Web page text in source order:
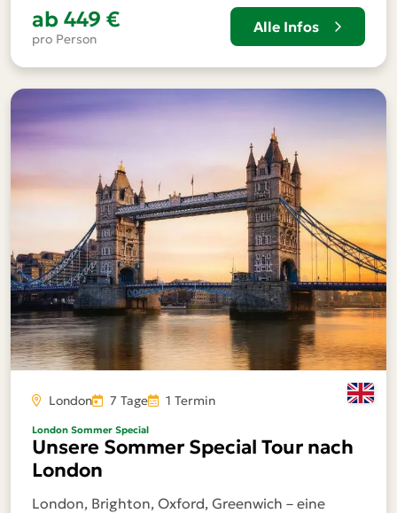
ab 449 €
pro Person
Alle Infos
London 7 Tage 1 Termin
London Sommer Special
Unsere Sommer Special Tour nach
London
London, Brighton, Oxford, Greenwich – eine